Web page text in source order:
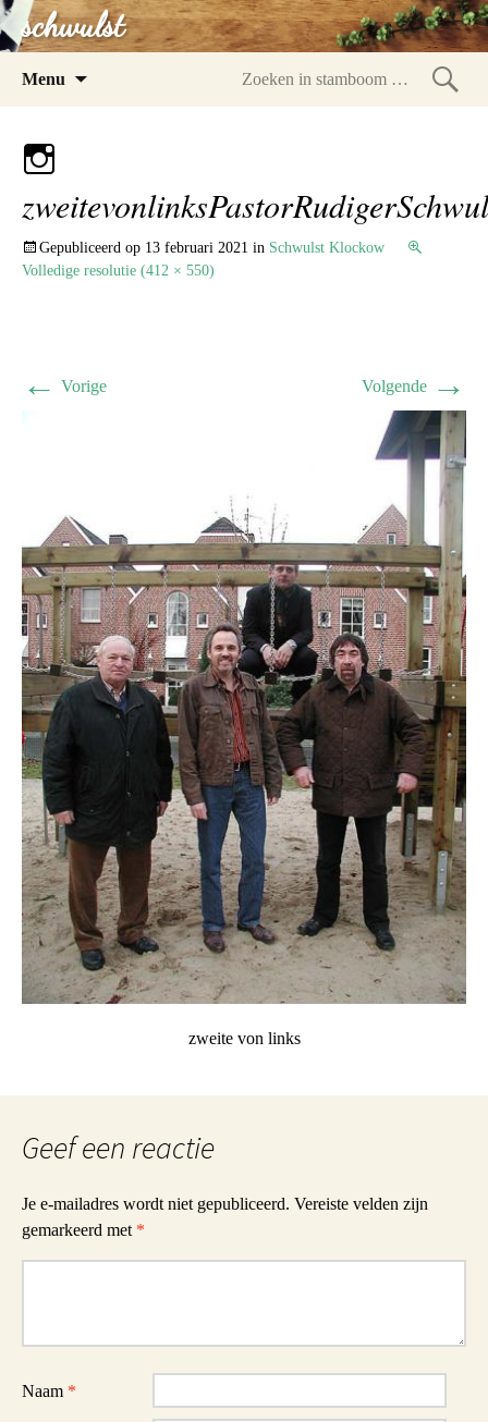
schwulst
Menu
Gepubliceerd op 13 februari 2021 in Schwulst Klockow
Volledige resolutie (412 × 550)
← Vorige Volgende →
zweite von links
Geef een reactie
Je e-mailadres wordt niet gepubliceerd. Vereiste velden zijn
gemarkeerd met *
Naam *